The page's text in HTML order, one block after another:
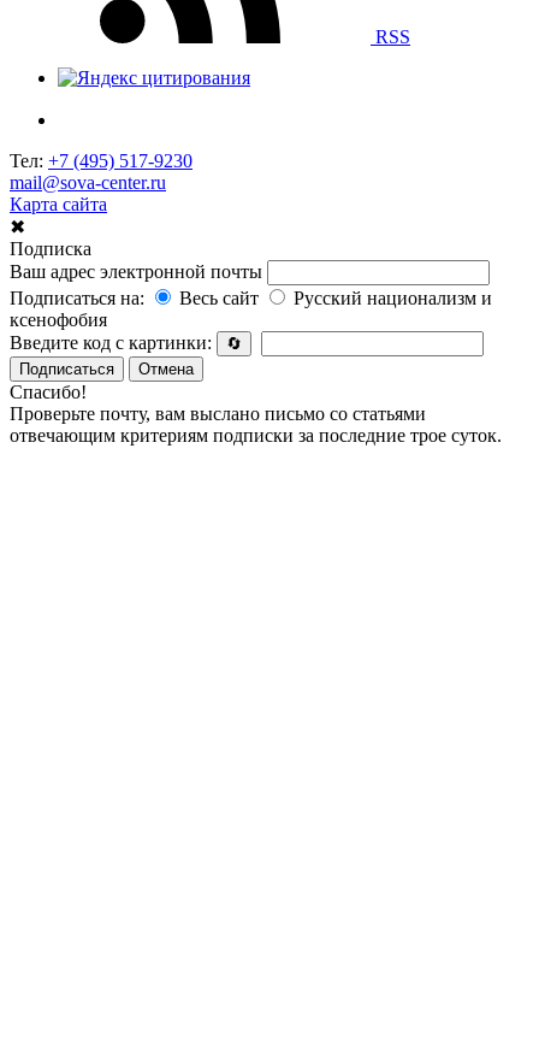
RSS
Тел: +7 (495) 517-9230
mail@sova-center.ru
Карта сайта
✖
Подписка
Ваш адрес электронной почты
Подписаться на:
Весь сайт
Русский национализм и
ксенофобия
Введите код с картинки:
🔄
Подписаться
Отмена
Спасибо!
Проверьте почту, вам выслано письмо со статьями
отвечающим критериям подписки за последние трое суток.